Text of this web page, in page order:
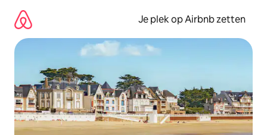
direct
naar
inhoud
Je plek op Airbnb zetten